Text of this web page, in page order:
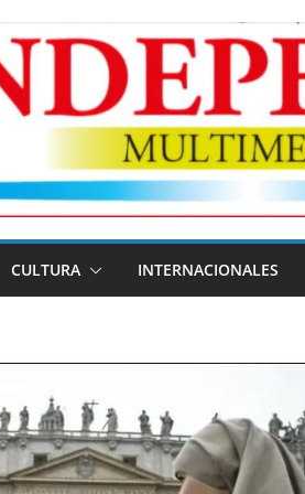
CULTURA INTERNACIONALES